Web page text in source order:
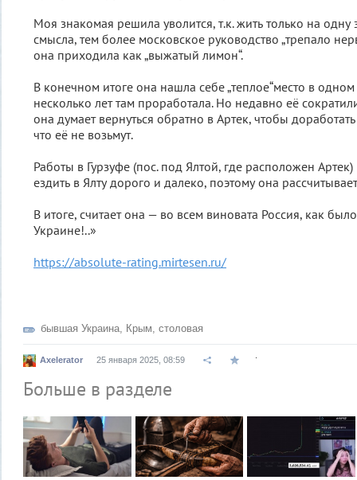
Моя знакомая решила уволится, т.к. жить только на одну
смысла, тем более московское руководство „трепало
она приходила как „выжатый лимон“.
В конечном итоге она нашла себе „теплое“место в
несколько лет там проработала. Но недавно её
она думает вернуться обратно в Артек, чтобы
что её не возьмут.
Работы в Гурзуфе (пос. под Ялтой, где расположен Артек)
ездить в Ялту дорого и далеко, поэтому она
В итоге, считает она — во всем виновата Россия, как
Украине!..»
https://absolute-rating.mirtesen.ru/
бывшая Украина, Крым, столовая
Axelerator 25 января 2025, 08:59
Больше в разделе